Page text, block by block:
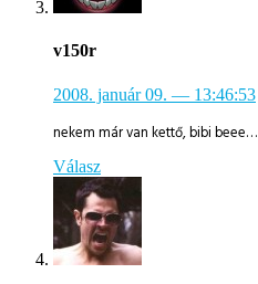
v150r
2008. január 09. — 13:46:53
nekem már van kettő, bibi beee…
Válasz